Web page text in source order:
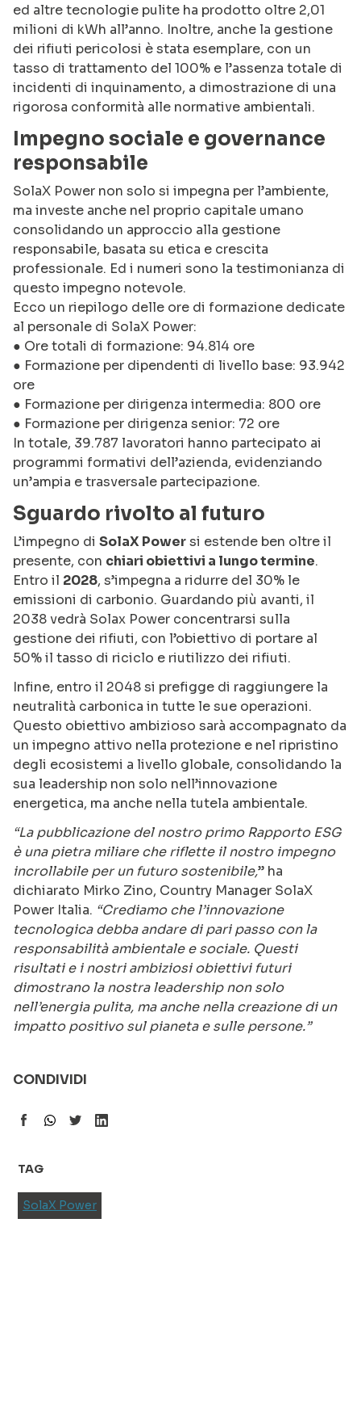
ed altre tecnologie pulite ha prodotto oltre 2,01
milioni di kWh all’anno. Inoltre, anche la gestione
dei rifiuti pericolosi è stata esemplare, con un
tasso di trattamento del 100% e l’assenza totale di
incidenti di inquinamento, a dimostrazione di una
rigorosa conformità alle normative ambientali.
Impegno sociale e governance
responsabile
SolaX Power non solo si impegna per l’ambiente,
ma investe anche nel proprio capitale umano
consolidando un approccio alla gestione
responsabile, basata su etica e crescita
professionale. Ed i numeri sono la testimonianza di
questo impegno notevole.
Ecco un riepilogo delle ore di formazione dedicate
al personale di SolaX Power:
● Ore totali di formazione: 94.814 ore
● Formazione per dipendenti di livello base: 93.942
ore
● Formazione per dirigenza intermedia: 800 ore
● Formazione per dirigenza senior: 72 ore
In totale, 39.787 lavoratori hanno partecipato ai
programmi formativi dell’azienda, evidenziando
un’ampia e trasversale partecipazione.
Sguardo rivolto al futuro
L’impegno di SolaX Powersi estende ben oltre il
presente, con chiari obiettivi a lungo termine.
Entro il 2028, s’impegna a ridurre del 30% le
emissioni di carbonio. Guardando più avanti, il
2038 vedrà Solax Power concentrarsi sulla
gestione dei rifiuti, con l’obiettivo di portare al
50% il tasso di riciclo e riutilizzo dei rifiuti.
Infine, entro il 2048 si prefigge di raggiungere la
neutralità carbonica in tutte le sue operazioni.
Questo obiettivo ambizioso sarà accompagnato da
un impegno attivo nella protezione e nel ripristino
degli ecosistemi a livello globale, consolidando la
sua leadership non solo nell’innovazione
energetica, ma anche nella tutela ambientale.
“La pubblicazione del nostro primo Rapporto ESG
è una pietra miliare che riflette il nostro impegno
incrollabile per un futuro sostenibile,” ha
dichiarato Mirko Zino, Country Manager SolaX
Power Italia. “Crediamo che l’innovazione
tecnologica debba andare di pari passo con la
responsabilità ambientale e sociale. Questi
risultati e i nostri ambiziosi obiettivi futuri
dimostrano la nostra leadership non solo
nell’energia pulita, ma anche nella creazione di un
impatto positivo sul pianeta e sulle persone.”
CONDIVIDI
TAG
SolaX Power